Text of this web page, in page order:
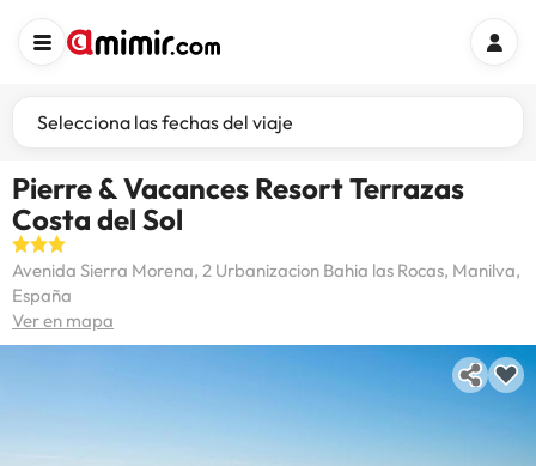
Selecciona las fechas del viaje
Pierre & Vacances Resort Terrazas
Costa del Sol
Avenida Sierra Morena, 2 Urbanizacion Bahia las Rocas, Manilva,
España
Ver en mapa